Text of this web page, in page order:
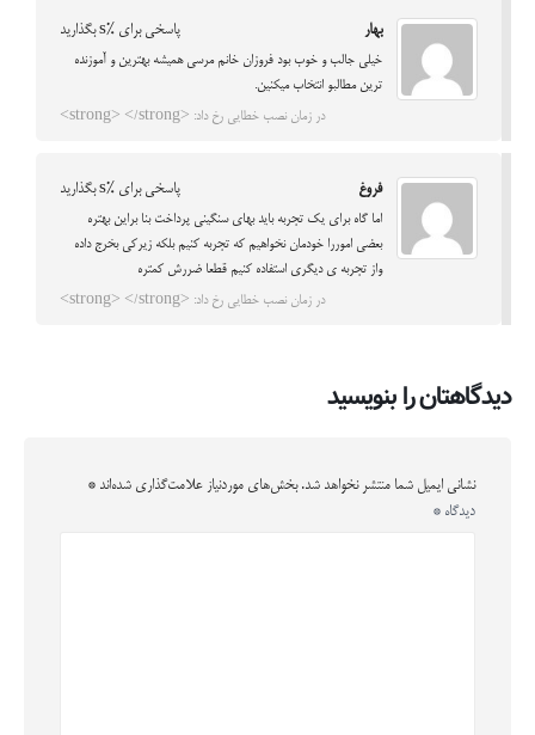
بهار پاسخی برای %s بگذارید
خیلی جالب و خوب بود فروزان خانم مرسی همیشه بهترین و آموزنده
ترین مطالبو انتخاب میکنین.
در زمان نصب خطایی رخ داد: <strong> </strong>
فروغ پاسخی برای %s بگذارید
اما گاه برای یک تجربه باید بهای سنگینی پرداخت بنا براین بهتره
بعضی اموررا خودمان نخواهیم که تجربه کنیم بلکه زیرکی بخرج داده
واز تجربه ی دیگری استفاده کنیم قطعا ضررش کمتره
در زمان نصب خطایی رخ داد: <strong> </strong>
دیدگاهتان را بنویسید
نشانی ایمیل شما منتشر نخواهد شد. بخش‌های موردنیاز علامت‌گذاری شده‌اند *
دیدگاه *